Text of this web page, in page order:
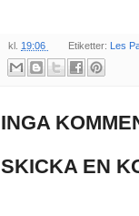
kl. 19:06 Etiketter: Les
INGA
SKICKA EN